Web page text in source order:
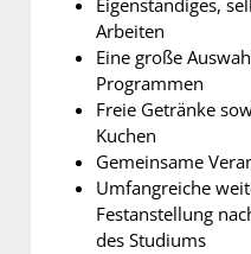
Eigenständiges,
Arbeiten
Eine große
Programmen
Freie Getränke
Kuchen
Gemeinsame
Umfangreiche
Festanstellung
des Studiums